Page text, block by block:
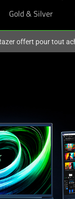
Gold & Silver
offert pour tout